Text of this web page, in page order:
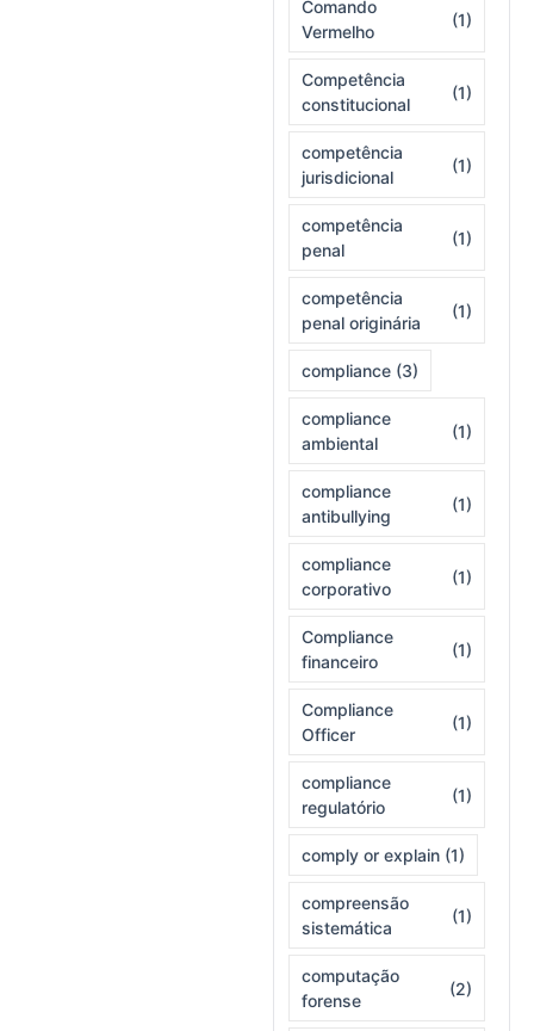
Comando
Vermelho
(1)
Competência
constitucional
(1)
competência
jurisdicional
(1)
competência
penal
(1)
competência
penal originária
(1)
compliance (3)
compliance
ambiental
(1)
compliance
antibullying
(1)
compliance
corporativo
(1)
Compliance
financeiro
(1)
Compliance
Officer
(1)
compliance
regulatório
(1)
comply or explain (1)
compreensão
sistemática
(1)
computação
forense
(2)